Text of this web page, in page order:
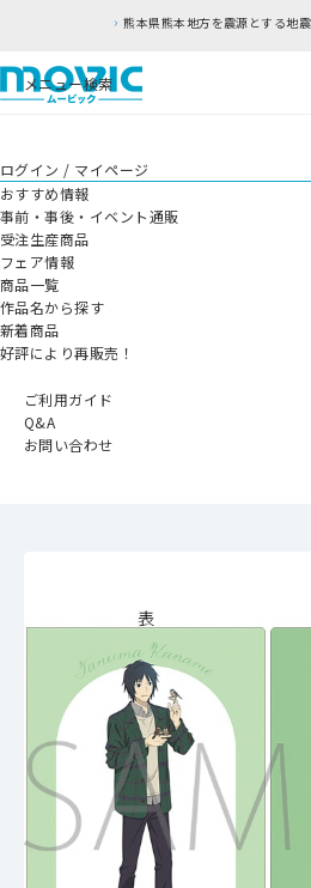
熊本県熊本地方を震源とする地
メニュー検索
ログイン / マイページ
おすすめ情報
事前・事後・イベント通販
受注生産商品
フェア情報
商品一覧
作品名から探す
新着商品
好評により再販売！
ご利用ガイド
Q&A
お問い合わせ